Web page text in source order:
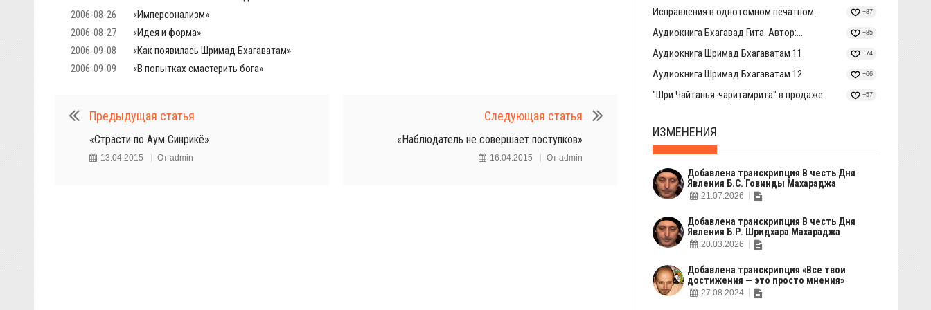
2006-08-26
«Имперсонализм»
2006-08-27
«Идея и форма»
2006-09-08
«Как появилась Шримад Бхагаватам»
2006-09-09
«В попытках смастерить бога»
Предыдущая статья
«Страсти по Аум Синрикё»
13.04.2015 От admin
Следующая статья
«Наблюдатель не совершает поступков»
16.04.2015 От admin
Исправления в однотомном печатном... +87
Аудиокнига Бхагавад Гита. Автор:... +85
Аудиокнига Шримад Бхагаватам 11 +74
Аудиокнига Шримад Бхагаватам 12 +66
"Шри Чайтанья-чаритамрита" в продаже +57
ИЗМЕНЕНИЯ
Добавлена транскрипция В честь Дня
Явления Б.С. Говинды Махараджа
21.07.2026
Добавлена транскрипция В честь Дня
Явления Б.Р. Шридхара Махараджа
20.03.2026
Добавлена транскрипция «Все твои
достижения — это просто мнения»
27.08.2024